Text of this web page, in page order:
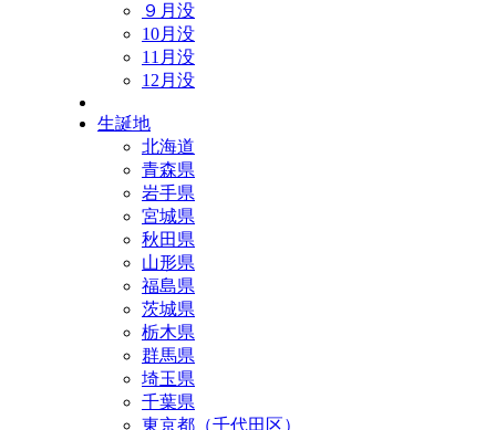
９月没
10月没
11月没
12月没
生誕地
北海道
青森県
岩手県
宮城県
秋田県
山形県
福島県
茨城県
栃木県
群馬県
埼玉県
千葉県
東京都（千代田区）